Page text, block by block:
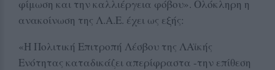
φίμωση και την καλλιέργεια φόβου». Ολόκληρη η
ανακοίνωση της Λ.Α.Ε. έχει ως εξής:
«Η Πολιτική Επιτροπή Λέσβου της ΛΑϊκής
Ενότητας καταδικάζει απερίφραστα -την επίθεση